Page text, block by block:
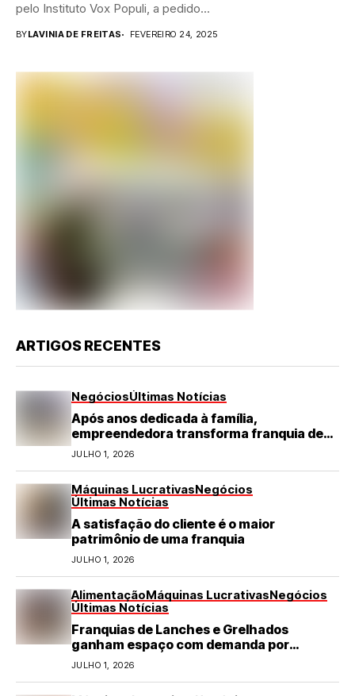
pelo Instituto Vox Populi, a pedido...
BYLAVINIA DE FREITAS FEVEREIRO 24, 2025
ARTIGOS RECENTES
NegóciosÚltimas Notícias
Após anos dedicada à família,
empreendedora transforma franquia de
turismo em negócio de destaque no RN
JULHO 1, 2026
Máquinas LucrativasNegócios
Últimas Notícias
A satisfação do cliente é o maior
patrimônio de uma franquia
JULHO 1, 2026
AlimentaçãoMáquinas LucrativasNegócios
Últimas Notícias
Franquias de Lanches e Grelhados
ganham espaço com demanda por
refeições rápidas e de qualidade
JULHO 1, 2026